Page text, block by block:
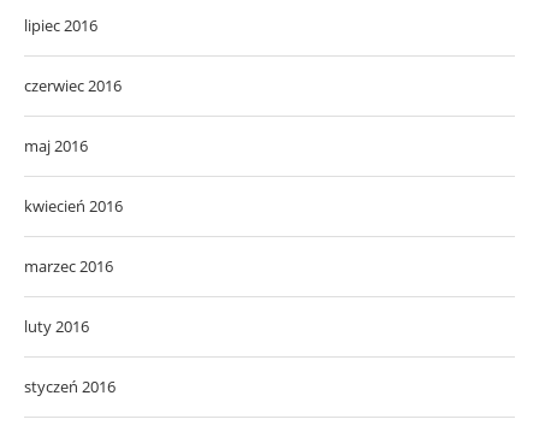
lipiec 2016
czerwiec 2016
maj 2016
kwiecień 2016
marzec 2016
luty 2016
styczeń 2016